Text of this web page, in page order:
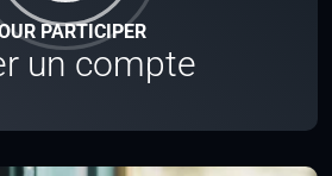
PARTICIPER
un compte